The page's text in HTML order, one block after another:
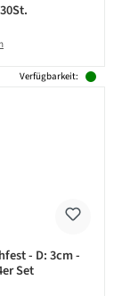
Verfügbarkeit:
- D: 3cm -
Set